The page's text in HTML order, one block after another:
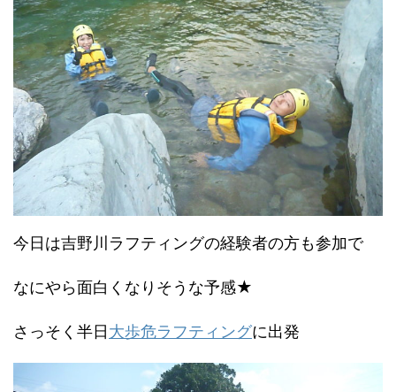
今日は吉野川ラフティングの経験者の方も参加で
なにやら面白くなりそうな予感★
さっそく半日大歩危ラフティングに出発